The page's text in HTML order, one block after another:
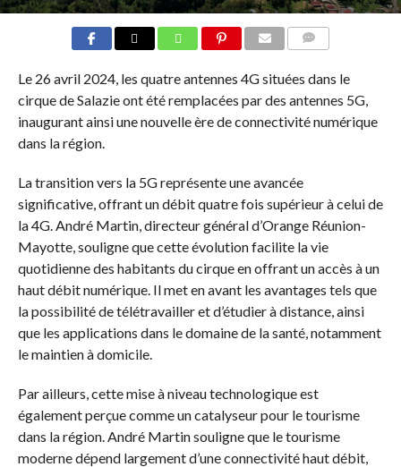
Le 26 avril 2024, les quatre antennes 4G situées dans le
cirque de Salazie ont été remplacées par des antennes 5G,
inaugurant ainsi une nouvelle ère de connectivité numérique
dans la région.
La transition vers la 5G représente une avancée
significative, offrant un débit quatre fois supérieur à celui de
la 4G. André Martin, directeur général d’Orange Réunion-
Mayotte, souligne que cette évolution facilite la vie
quotidienne des habitants du cirque en offrant un accès à un
haut débit numérique. Il met en avant les avantages tels que
la possibilité de télétravailler et d’étudier à distance, ainsi
que les applications dans le domaine de la santé, notamment
le maintien à domicile.
Par ailleurs, cette mise à niveau technologique est
également perçue comme un catalyseur pour le tourisme
dans la région. André Martin souligne que le tourisme
moderne dépend largement d’une connectivité haut débit,